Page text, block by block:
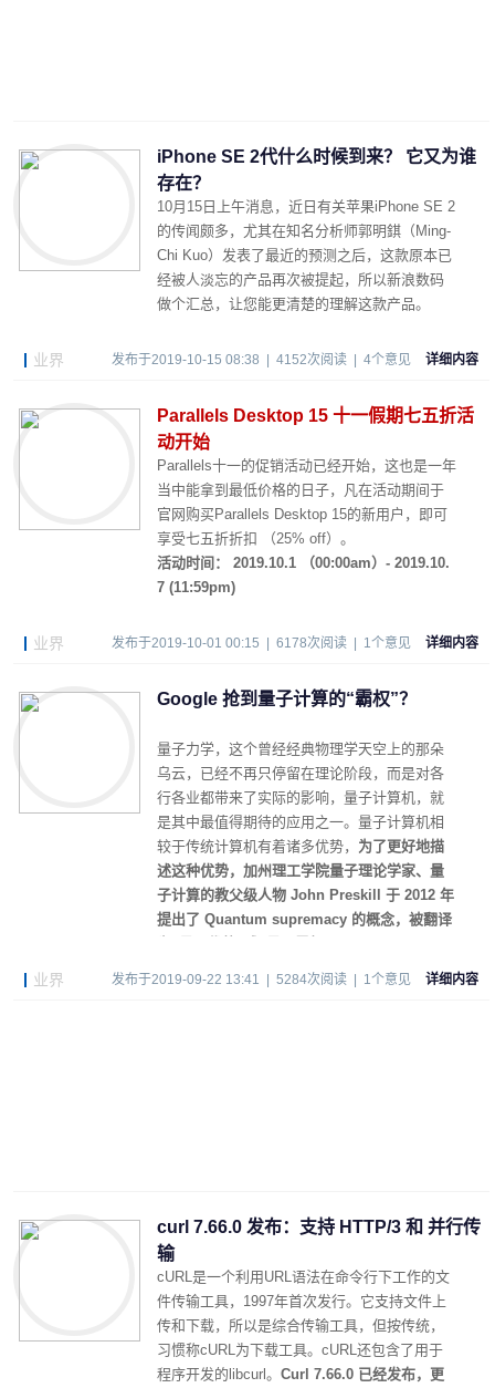
iPhone SE 2代什么时候到来？ 它又为谁
存在？
10月15日上午消息，近日有关苹果iPhone SE 2
的传闻颇多，尤其在知名分析师郭明錤（Ming-
Chi Kuo）发表了最近的预测之后，这款原本已
经被人淡忘的产品再次被提起，所以新浪数码
做个汇总，让您能更清楚的理解这款产品。
业界 发布于2019-10-15 08:38 | 4152次阅读 | 4个意见 详细内容
Parallels Desktop 15 十一假期七五折活
动开始
Parallels十一的促销活动已经开始，这也是一年
当中能拿到最低价格的日子，凡在活动期间于
官网购买Parallels Desktop 15的新用户，即可
享受七五折折扣 （25% off）。
活动时间： 2019.10.1 （00:00am）- 2019.10.
7 (11:59pm)
业界 发布于2019-10-01 00:15 | 6178次阅读 | 1个意见 详细内容
Google 抢到量子计算的“霸权”？
量子力学，这个曾经经典物理学天空上的那朵
乌云，已经不再只停留在理论阶段，而是对各
行各业都带来了实际的影响，量子计算机，就
是其中最值得期待的应用之一。量子计算机相
较于传统计算机有着诸多优势， 为了更好地描
述这种优势，加州理工学院量子理论学家、量
子计算的教父级人物 John Preskill 于 2012 年
提出了 Quantum supremacy 的概念，被翻译
业界 发布于2019-09-22 13:41 | 5284次阅读 | 1个意见 详细内容
curl 7.66.0 发布：支持 HTTP/3 和 并行传
输
cURL是一个利用URL语法在命令行下工作的文
件传输工具，1997年首次发行。它支持文件上
传和下载，所以是综合传输工具，但按传统，
习惯称cURL为下载工具。cURL还包含了用于
程序开发的libcurl。 Curl 7.66.0 已经发布，更